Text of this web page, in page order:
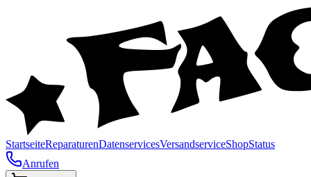
StartseiteReparaturenDatenservicesVersandserviceShopStatus
Anrufen